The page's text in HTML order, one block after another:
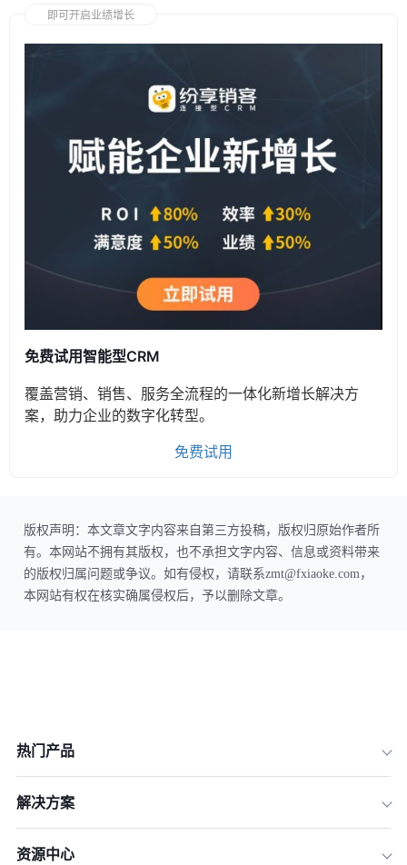
即可开启业绩增长
免费试用智能型CRM
覆盖营销、销售、服务全流程的一体化新增长解决方
案，助力企业的数字化转型。
免费试用
版权声明：本文章文字内容来自第三方投稿，版权归原始作者所
有。本网站不拥有其版权，也不承担文字内容、信息或资料带来
的版权归属问题或争议。如有侵权，请联系zmt@fxiaoke.com，
本网站有权在核实确属侵权后，予以删除文章。
热门产品
解决方案
资源中心